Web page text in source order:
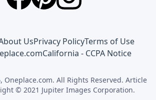
UsPrivacy PolicyTerms of Use
California - CCPA Notice
Oneplace.com. All Rights Reserved. Article
© 2021 Jupiter Images Corporation.